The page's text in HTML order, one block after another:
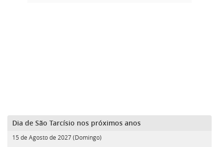
Dia de São Tarcísio nos próximos anos
15 de Agosto de 2027 (Domingo)